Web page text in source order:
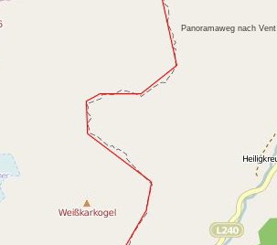
Panoramaweg nach Vent